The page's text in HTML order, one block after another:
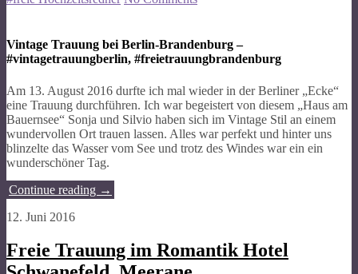
Vintage Trauung bei Berlin-Brandenburg –
#vintagetrauungberlin, #freietrauungbrandenburg
Am 13. August 2016 durfte ich mal wieder in der Berliner „Ecke“
eine Trauung durchführen. Ich war begeistert von diesem „Haus am
Bauernsee“ Sonja und Silvio haben sich im Vintage Stil an einem
wundervollen Ort trauen lassen. Alles war perfekt und hinter uns
blinzelte das Wasser vom See und trotz des Windes war ein ein
wunderschöner Tag.
Continue reading →
12. Juni 2016
Freie Trauung im Romantik Hotel